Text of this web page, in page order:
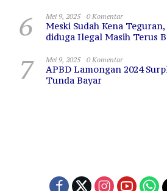
6 Mei 9, 2025 0 Komentar
Meski Sudah Kena
diduga Ilegal Masih Terus
7 Mei 9, 2025 0 Komentar
APBD Lamongan 2024
Tunda Bayar